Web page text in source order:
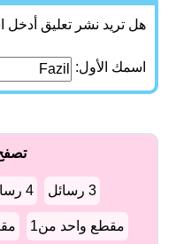
هل تريد نشر تعليق
اسمك الأول:
3 رسائل 4 رسائل
مقطع واحد من1